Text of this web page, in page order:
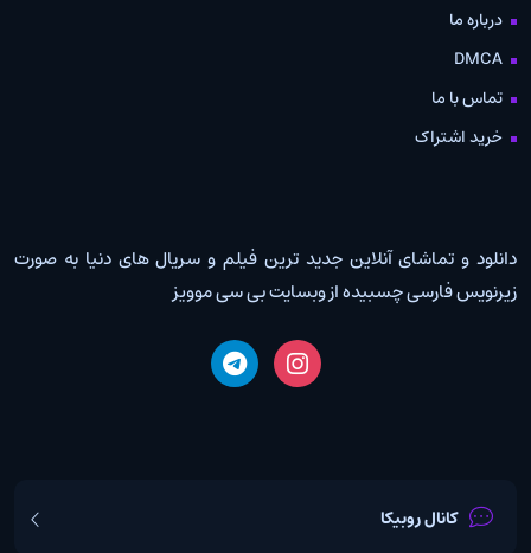
درباره ما
DMCA
تماس با ما
خرید اشتراک
دانلود و تماشای آنلاین جدید ترین فیلم و سریال های دنیا به صورت
زیرنویس فارسی چسبیده از وبسایت بی سی موویز
کانال روبیکا